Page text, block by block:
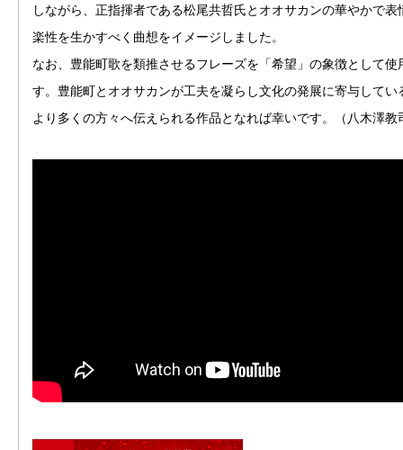
しながら、正指揮者である松尾共哲氏とオオサカンの華やかで表
楽性を生かすべく曲想をイメージしました。
なお、豊能町歌を類推させるフレーズを「希望」の象徴として使
す。豊能町とオオサカンが工夫を凝らし文化の発展に寄与してい
より多くの方々へ伝えられる作品となれば幸いです。（八木澤教